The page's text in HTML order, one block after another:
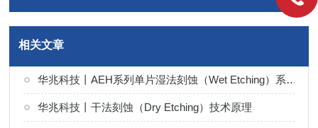
相关文章
华兆科技丨AEH系列单片湿法刻蚀（Wet Etching）系统解决方案
华兆科技丨干法刻蚀（Dry Etching）技术原理